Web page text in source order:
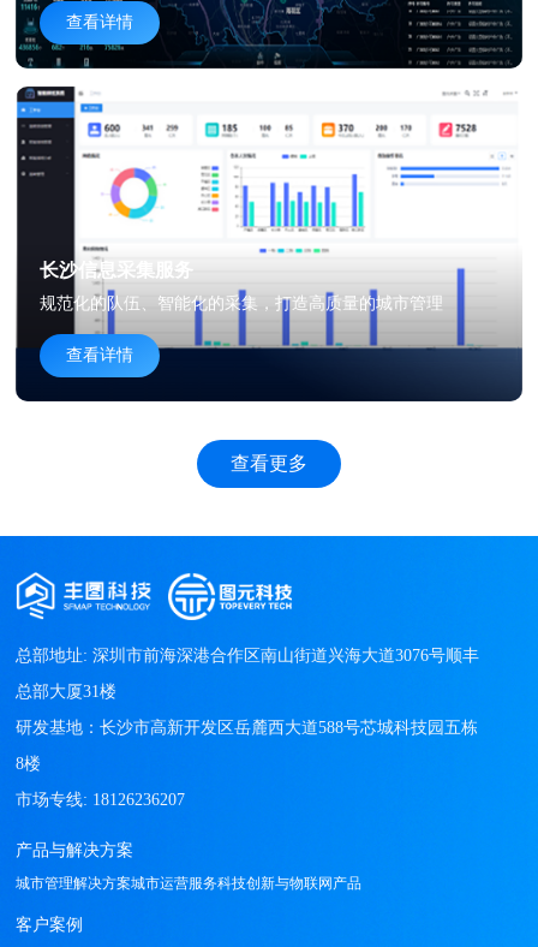
查看详情
长沙信息采集服务
规范化的队伍、智能化的采集，打造高质量的城市管理
查看详情
查看更多
总部地址: 深圳市前海深港合作区南山街道兴海大道3076号顺丰
总部大厦31楼
研发基地：长沙市高新开发区岳麓西大道588号芯城科技园五栋
8楼
产品与解决方案
城市管理解决方案城市运营服务科技创新与物联网产品
客户案例